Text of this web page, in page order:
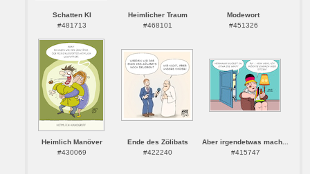
Schatten KI
#481713
Heimlicher Traum
#468101
Modewort
#451326
Heimlich Manöver
#430069
Ende des Zölibats
#422240
Aber irgendetwas mach...
#415747